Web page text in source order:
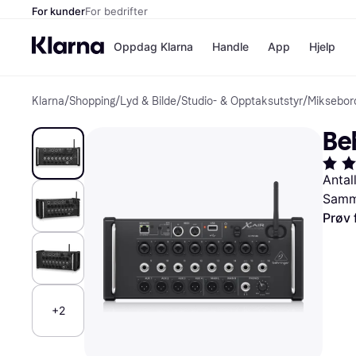
For kunderFor bedrifter
Oppdag Klarna
Betal nå
Betal i 3 deler
Betal innen
Finansiering
Handle
Butikker
kicks.no
App Hjelp
Klarna/Shopping/Lyd & Bilde/Studio- & Opptaksutstyr/
+2
Prøv